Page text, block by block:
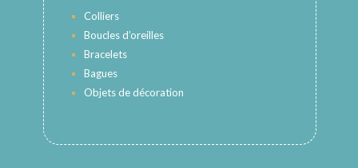
Colliers
Boucles d’oreilles
Bracelets
Bagues
Objets de décoration